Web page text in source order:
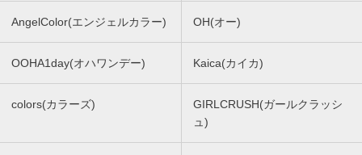
AngelColor(エンジェルカラー) OH(オー)
OOHA1day(オハワンデー) Kaica(カイカ)
colors(カラーズ)
GIRLCRUSH(ガールクラッシ
ュ)